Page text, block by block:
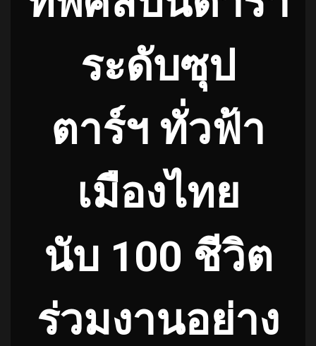
ระดับซุป
ตาร์ฯ ทั่วฟ้า
เมืองไทย
นับ 100 ชีวิต
ร่วมงานอย่าง